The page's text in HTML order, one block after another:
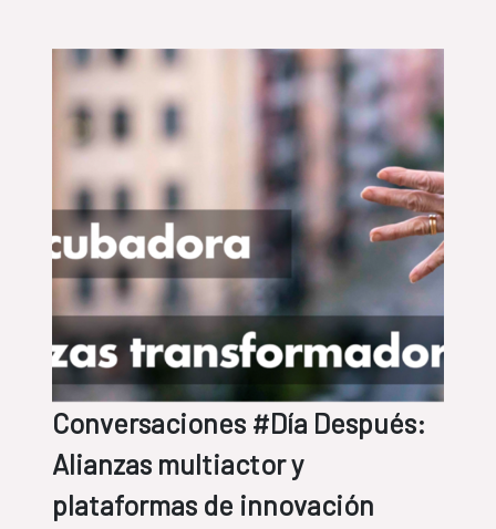
Conversaciones #Día Después:
Alianzas multiactor y
plataformas de innovación